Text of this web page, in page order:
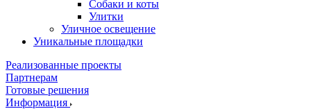
Собаки и коты
Улитки
Уличное освещение
Уникальные площадки
Реализованные проекты
Партнерам
Готовые решения
Информация